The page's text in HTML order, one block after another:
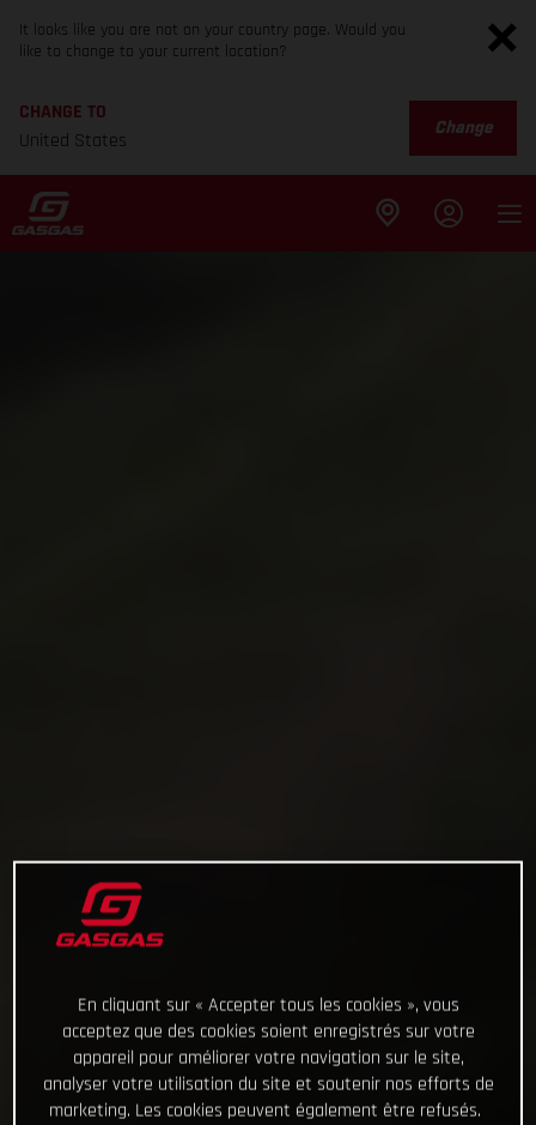
It looks like you are not on your country page. Would you
like to change to your current location?
CHANGE TO
United States
Change
En cliquant sur « Accepter tous les cookies », vous
acceptez que des cookies soient enregistrés sur votre
appareil pour améliorer votre navigation sur le site,
analyser votre utilisation du site et soutenir nos efforts de
marketing. Les cookies peuvent également être refusés.